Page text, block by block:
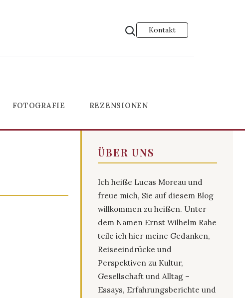
Kontakt
FOTOGRAFIE REZENSIONEN
ÜBER UNS
Ich heiße Lucas Moreau und
freue mich, Sie auf diesem Blog
willkommen zu heißen. Unter
dem Namen Ernst Wilhelm Rahe
teile ich hier meine Gedanken,
Reiseeindrücke und
Perspektiven zu Kultur,
Gesellschaft und Alltag –
Essays, Erfahrungsberichte und